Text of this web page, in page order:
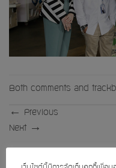
Both comments and
←
Previous
Next →